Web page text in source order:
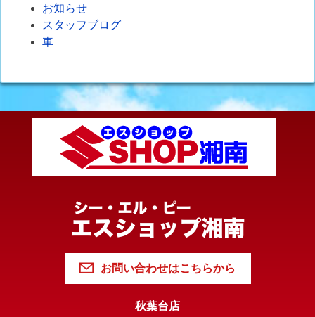
お知らせ
スタッフブログ
車
お問い合わせはこちらから
秋葉台店